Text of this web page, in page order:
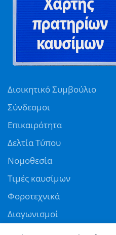
Διοικητικό Συμβούλιο
Σύνδεσμοι
Επικαιρότητα
Δελτία Τύπου
Νομοθεσία
Τιμές καυσίμων
Φοροτεχνικά
Διαγωνισμοί
Αγγελίες